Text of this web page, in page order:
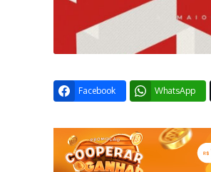
Facebook WhatsApp